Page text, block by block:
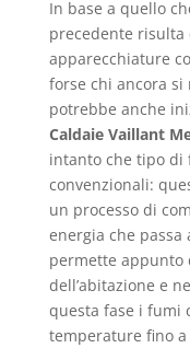
In base a quello
precedente
apparecchiature
forse chi ancora si
potrebbe anche
Caldaie Vaillant
intanto che tipo di
convenzionali:
un processo di
energia che passa
permette
dell’abitazione e
questa fase i fumi
temperature fino a